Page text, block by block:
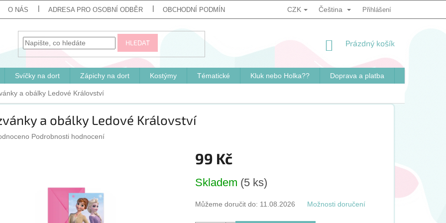
O NÁS ADRESA PRO OSOBNÍ ODBĚR OBCHODNÍ PODMÍNKY PODMÍNKY OCHRANY OSOBNÍCH ÚDAJŮ
CZK Čeština Přihlášení
HLEDAT
NÁKUPNÍ
Prázdný košík
Svíčky na dort Zápichy na dort Kostýmy Tématické Kluk nebo Holka?? Doprava a platba
a obálky Ledové Království
a obálky Ledové Království
Podrobnosti hodnocení
99 Kč
cena:
Skladem (5 ks)
Můžeme doručit do: 11.08.2026 Možnosti doručení